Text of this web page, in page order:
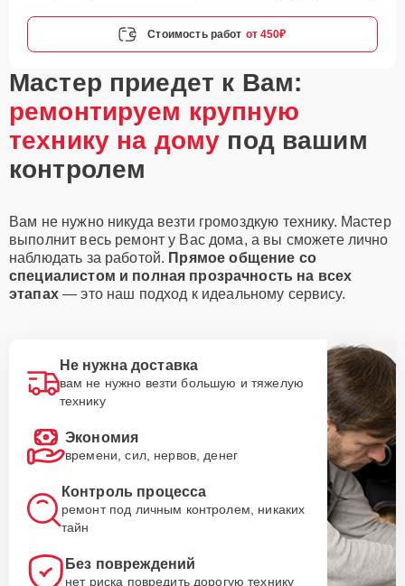
Стоимость работ от 450₽
Мастер приедет к Вам:
ремонтируем крупную
технику на дому под вашим
контролем
Вам не нужно никуда везти громоздкую технику. Мастер
выполнит весь ремонт у Вас дома, а вы сможете лично
наблюдать за работой. Прямое общение со
специалистом и полная прозрачность на всех
этапах— это наш подход к идеальному сервису.
Не нужна доставка
вам не нужно везти большую и тяжелую
технику
Экономия
времени, сил, нервов, денег
Контроль процесса
ремонт под личным контролем, никаких
тайн
Без повреждений
нет риска повредить дорогую технику